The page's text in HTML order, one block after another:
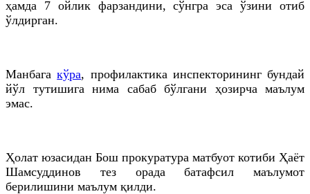
ҳамда 7 ойлик фарзандини, сўнгра эса ўзини отиб
ўлдирган.
Манбагакўра, профилактика инспекторининг бундай
йўл тутишига нима сабаб бўлгани ҳозирча маълум
эмас.
Ҳолат юзасидан Бош прокуратура матбуот котиби Ҳаёт
Шамсуддинов тез орада батафсил маълумот
берилишини маълум қилди.